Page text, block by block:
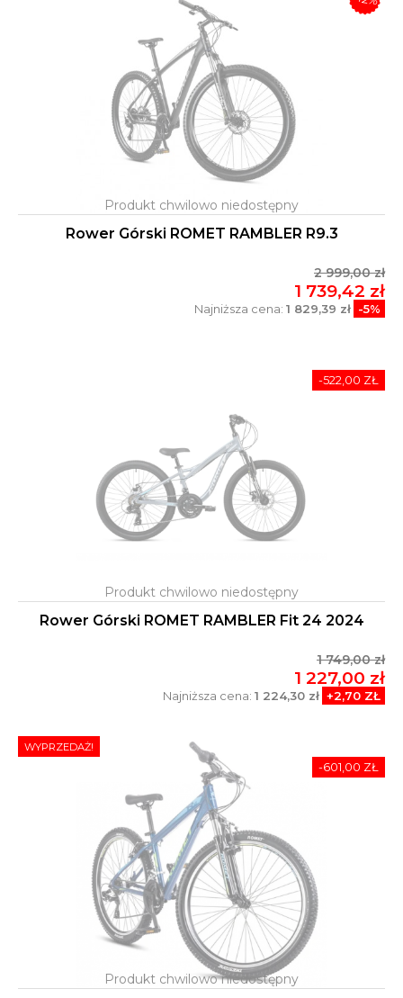
Rower Górski ROMET RAMBLER R9.3
2 999,00 zł
1 739,42 zł
Najniższa cena: 1 829,39 zł -5%
Rower Górski ROMET RAMBLER Fit 24 2024
1 749,00 zł
1 227,00 zł
Najniższa cena: 1 224,30 zł +2,70 ZŁ
-522,00 ZŁ
WYPRZEDAŻ!
-601,00 ZŁ